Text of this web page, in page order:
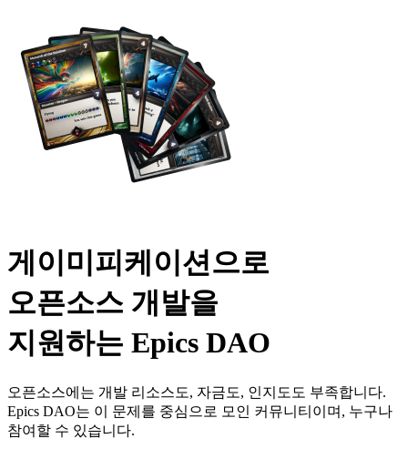
게이미피케이션으로
오픈소스 개발을
지원하는 Epics DAO
오픈소스에는 개발 리소스도, 자금도, 인지도도 부족합니다.
Epics DAO는 이 문제를 중심으로 모인 커뮤니티이며, 누구나
참여할 수 있습니다.